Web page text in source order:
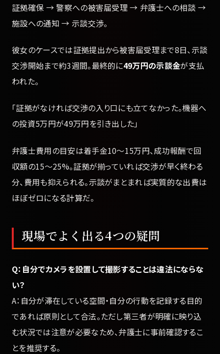
証拠確保 → 警察への被害届受理 → 弁護士への相談 →
施設への通知 → 示談交渉。
彼女のケースでは証拠提出から被害届受理まで8日、示談
交渉開始まで約3週間。最終的に49万円の示談金が支払
われた。
「証拠がなければ交渉の入り口にも立てなかった。機器へ
の投資5万円が49万円を引き出した」
弁護士費用の目安は着手金10〜15万円、成功報酬で回
収額の15〜25%。証拠が揃っていれば交渉が早く終わる
分、費用も抑えられる。示談がまとまれば実質的な出費は
ほぼゼロになる計算だ。
現場でよく出る4つの疑問
Q：自分でカメラを設置して撮影することは違法にならな
い？
A：自分が滞在している空間・自分の行動を記録する目的
であれば原則として合法。ただし第三者が明確に映り込
む状況では注意が必要なため、弁護士に事前確認するこ
とを推奨する。